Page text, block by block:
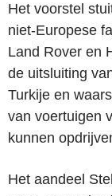
Het voorstel
niet-Europese
Land Rover en
de uitsluiting
Turkije en
van voertuigen
kunnen
Het aandeel